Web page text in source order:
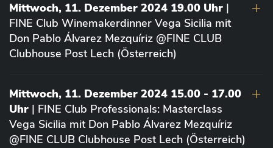
Mittwoch, 11. Dezember 2024 19.00 Uhr |
FINE Club Winemakerdinner Vega Sicilia mit
Don Pablo Álvarez Mezquíriz @FINE CLUB
Clubhouse Post Lech (Österreich)
Mittwoch, 11. Dezember 2024 15.00 - 17.00
Uhr | FINE Club Professionals: Masterclass
Vega Sicilia mit Don Pablo Álvarez Mezquíriz
@FINE CLUB Clubhouse Post Lech (Österreich)